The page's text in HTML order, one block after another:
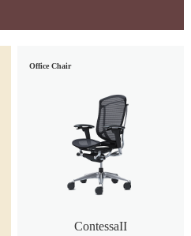
Office Chair
ContessaII